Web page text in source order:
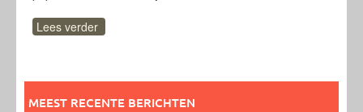
Lees verder
MEEST RECENTE BERICHTEN